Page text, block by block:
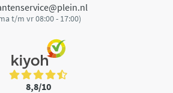
t/m vr 08:00 - 17:00)
8,8/10